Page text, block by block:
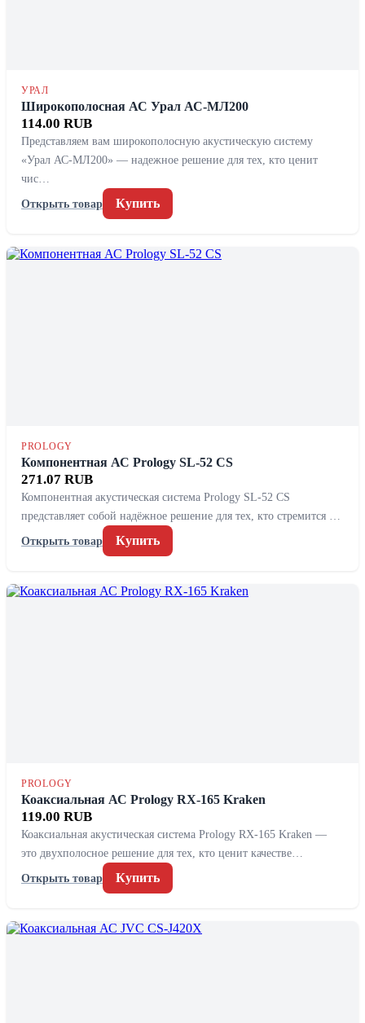
УРАЛ
Широкополосная АС Урал АС-МЛ200
114.00 RUB
Представляем вам широкополосную акустическую систему
«Урал АС-МЛ200» — надежное решение для тех, кто ценит
чис…
Открыть товар
Купить
PROLOGY
Компонентная АС Prology SL-52 CS
271.07 RUB
Компонентная акустическая система Prology SL-52 CS
представляет собой надёжное решение для тех, кто стремится …
Открыть товар
Купить
PROLOGY
Коаксиальная АС Prology RX-165 Kraken
119.00 RUB
Коаксиальная акустическая система Prology RX-165 Kraken —
это двухполосное решение для тех, кто ценит качестве…
Открыть товар
Купить